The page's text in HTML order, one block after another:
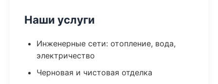
Наши услуги
Инженерные сети: отопление, вода,
электричество
Черновая и чистовая отделка